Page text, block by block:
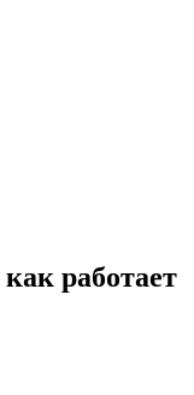
работает